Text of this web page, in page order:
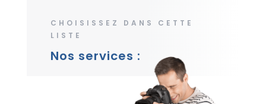
CHOISISSEZ DANS CETTE
LISTE
Nos services :